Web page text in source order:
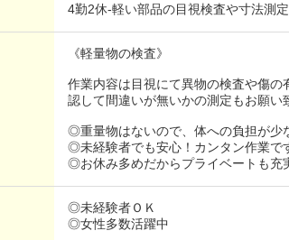
4勤2休-軽い部品の目視検査や寸法測
《軽量物の検査》
作業内容は目視にて異物の検査や傷
認して間違いが無いかの測定もお願い
◎重量物はないので、体への負担が少
◎未経験者でも安心！カンタン作業で
◎お休み多めだからプライベートも
◎未経験者ＯＫ
◎女性多数活躍中